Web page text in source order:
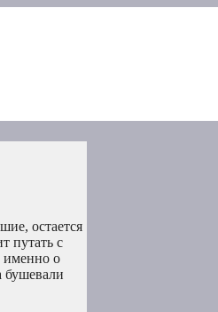
остается
путать с
именно о
бушевали